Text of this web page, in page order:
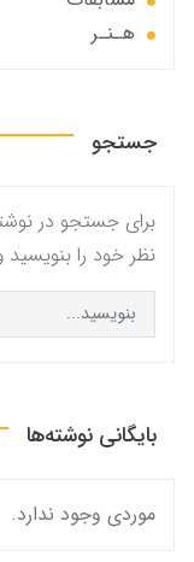
هـنـر
جستجو
برای جستجو در
نظر خود را
بایگانی نوشته‌ها
موردی وجود ندارد.